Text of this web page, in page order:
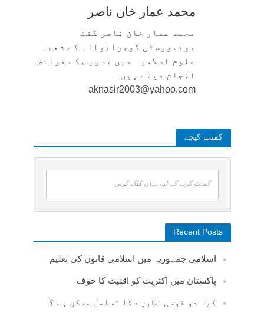
محمد عمار خان ناصر
محمد عمار خان ناصر گفٹ
یونیورسٹی گوجرانوالہ کے شعبہ
علوم اسلامیہ میں تدریس کے فرائض
انجام دیتے ہیں۔
aknasir2003@yahoo.com
کمنت کیجے
کمنٹ کرنے کے لیے یہاں کلک کریں
Recent Posts
اسلامی جمہوریہ میں اسلامی قانون کی تعلیم
پاکستان میں اکثریت کو اقلیت کا خوف
کیا دو قومی نظریے کا تسلسل ممکن ہے ؟